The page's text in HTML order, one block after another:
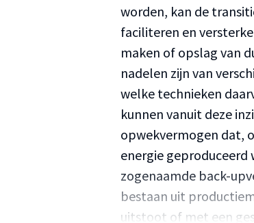
worden, kan de
faciliteren en
maken of opslag van
nadelen zijn van
welke technieken
kunnen vanuit deze
opwekvermogen dat,
energie
zogenaamde back-
bestaan uit
uitstoot of met een